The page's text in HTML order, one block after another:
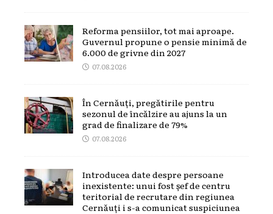
Reforma pensiilor, tot mai aproape.
Guvernul propune o pensie minimă de
6.000 de grivne din 2027
07.08.2026
În Cernăuți, pregătirile pentru
sezonul de încălzire au ajuns la un
grad de finalizare de 79%
07.08.2026
Introducea date despre persoane
inexistente: unui fost șef de centru
teritorial de recrutare din regiunea
Cernăuți i s-a comunicat suspiciunea